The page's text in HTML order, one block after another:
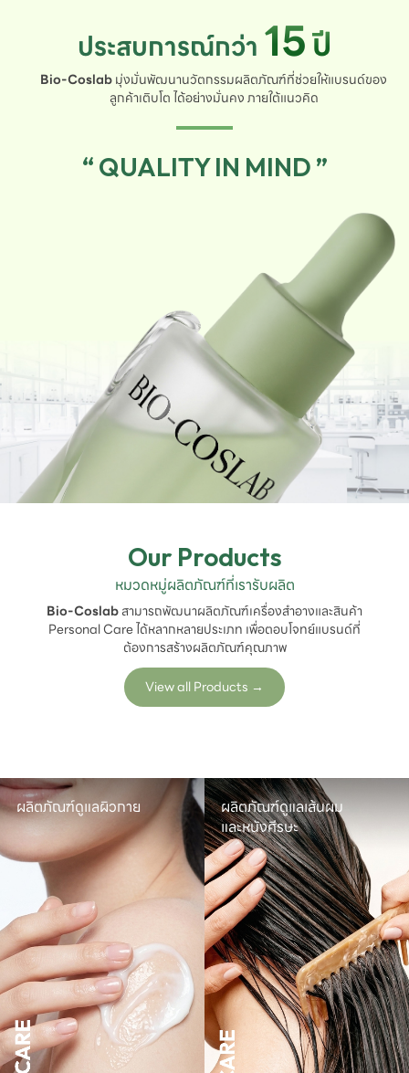
ประสบการณ์กว่า 15ปี
Bio-Coslabมุ่งมั่นพัฒนานวัตกรรมผลิตภัณฑ์ที่ช่วยให้แบรนด์ของ
ลูกค้าเติบโต ได้อย่างมั่นคง ภายใต้แนวคิด
“ QUALITY IN MIND ”
Our Products
หมวดหมู่ผลิตภัณฑ์ที่เรารับผลิต
Bio-Coslabสามารถพัฒนาผลิตภัณฑ์เครื่องสำอางและสินค้า
Personal Care ได้หลากหลายประเภท เพื่อตอบโจทย์แบรนด์ที่
ต้องการสร้างผลิตภัณฑ์คุณภาพ
View all Products →
ผลิตภัณฑ์ดูแลผิวกาย
ผลิตภัณฑ์ดูแลเส้นผม
และหนังศีรษะ